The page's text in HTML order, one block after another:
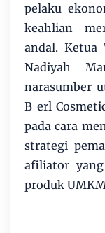
pelaku
keahlian
andal. Ketua
Nadiyah
narasumber
B erl
pada cara
strategi
afiliator
produk